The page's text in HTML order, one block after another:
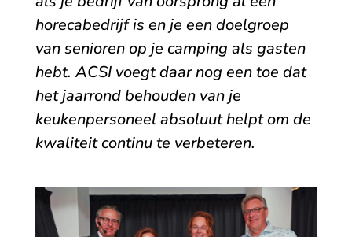
horecabedrijf is en je een doelgroep
van senioren op je camping als gasten
hebt. ACSI voegt daar nog een toe dat
het jaarrond behouden van je
keukenpersoneel absoluut helpt om de
kwaliteit continu te verbeteren.